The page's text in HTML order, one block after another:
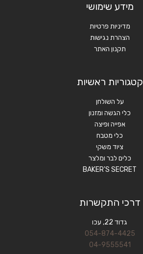
מידע שימושי
מדיניות פרטיות
הצהרת נגישות
תקנון האתר
קטגוריות ראשיות
על השולחן
כלי הגשה ומזנון
אפייה ופיצה
כלי מטבח
ציוד משקי
כלים לבר ומלצר
BAKER'S SECRET
דרכי התקשרות
גדוד 22, עכו
054-874-4425
04-9555541